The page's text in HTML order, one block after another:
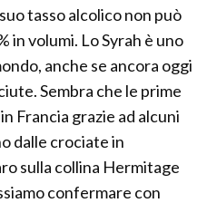
tasso alcolico non può
in volumi. Lo Syrah è uno
anche se ancora oggi
Sembra che le prime
Francia grazie ad alcuni
dalle crociate in
sulla collina Hermitage
confermare con